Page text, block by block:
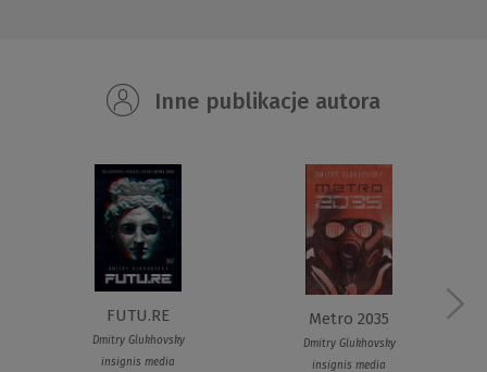
Inne publikacje autora
FUTU.RE
Dmitry Glukhovsky
insignis media
Metro 2035
Dmitry Glukhovsky
insignis media